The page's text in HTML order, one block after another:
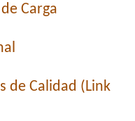
Carga
de Calidad (Link